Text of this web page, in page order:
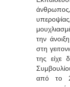
την
στη
της είχε
από το